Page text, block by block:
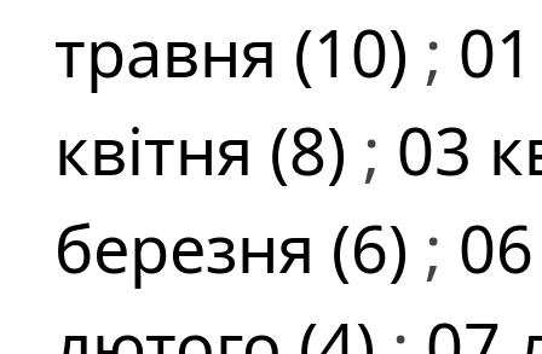
травня (10) ;
квітня (8) ; 03
березня (6) ;